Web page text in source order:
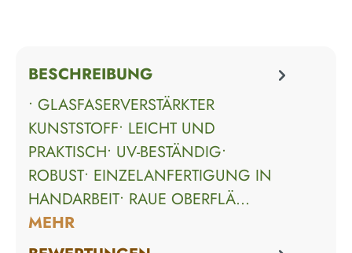
BESCHREIBUNG
• GLASFASERVERSTÄRKTER
KUNSTSTOFF• LEICHT UND
PRAKTISCH• UV-BESTÄNDIG•
ROBUST• EINZELANFERTIGUNG IN
HANDARBEIT• RAUE OBERFLÄ…
MEHR